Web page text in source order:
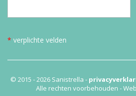
* verplichte velden
© 2015 - 2026 Sanistrella -
Alle rechten voorbehouden -